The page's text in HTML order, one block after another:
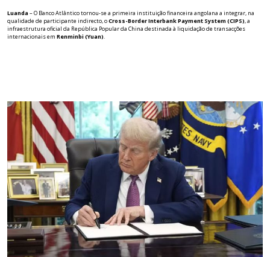
Luanda– O Banco Atlântico tornou-se a primeira instituição financeira angolana a integrar, na
qualidade de participante indirecto, oCross-Border Interbank Payment System (CIPS), a
infraestrutura oficial da República Popular da China destinada à liquidação de transacções
internacionais em Renminbi (Yuan).